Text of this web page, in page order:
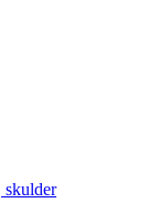
skulder